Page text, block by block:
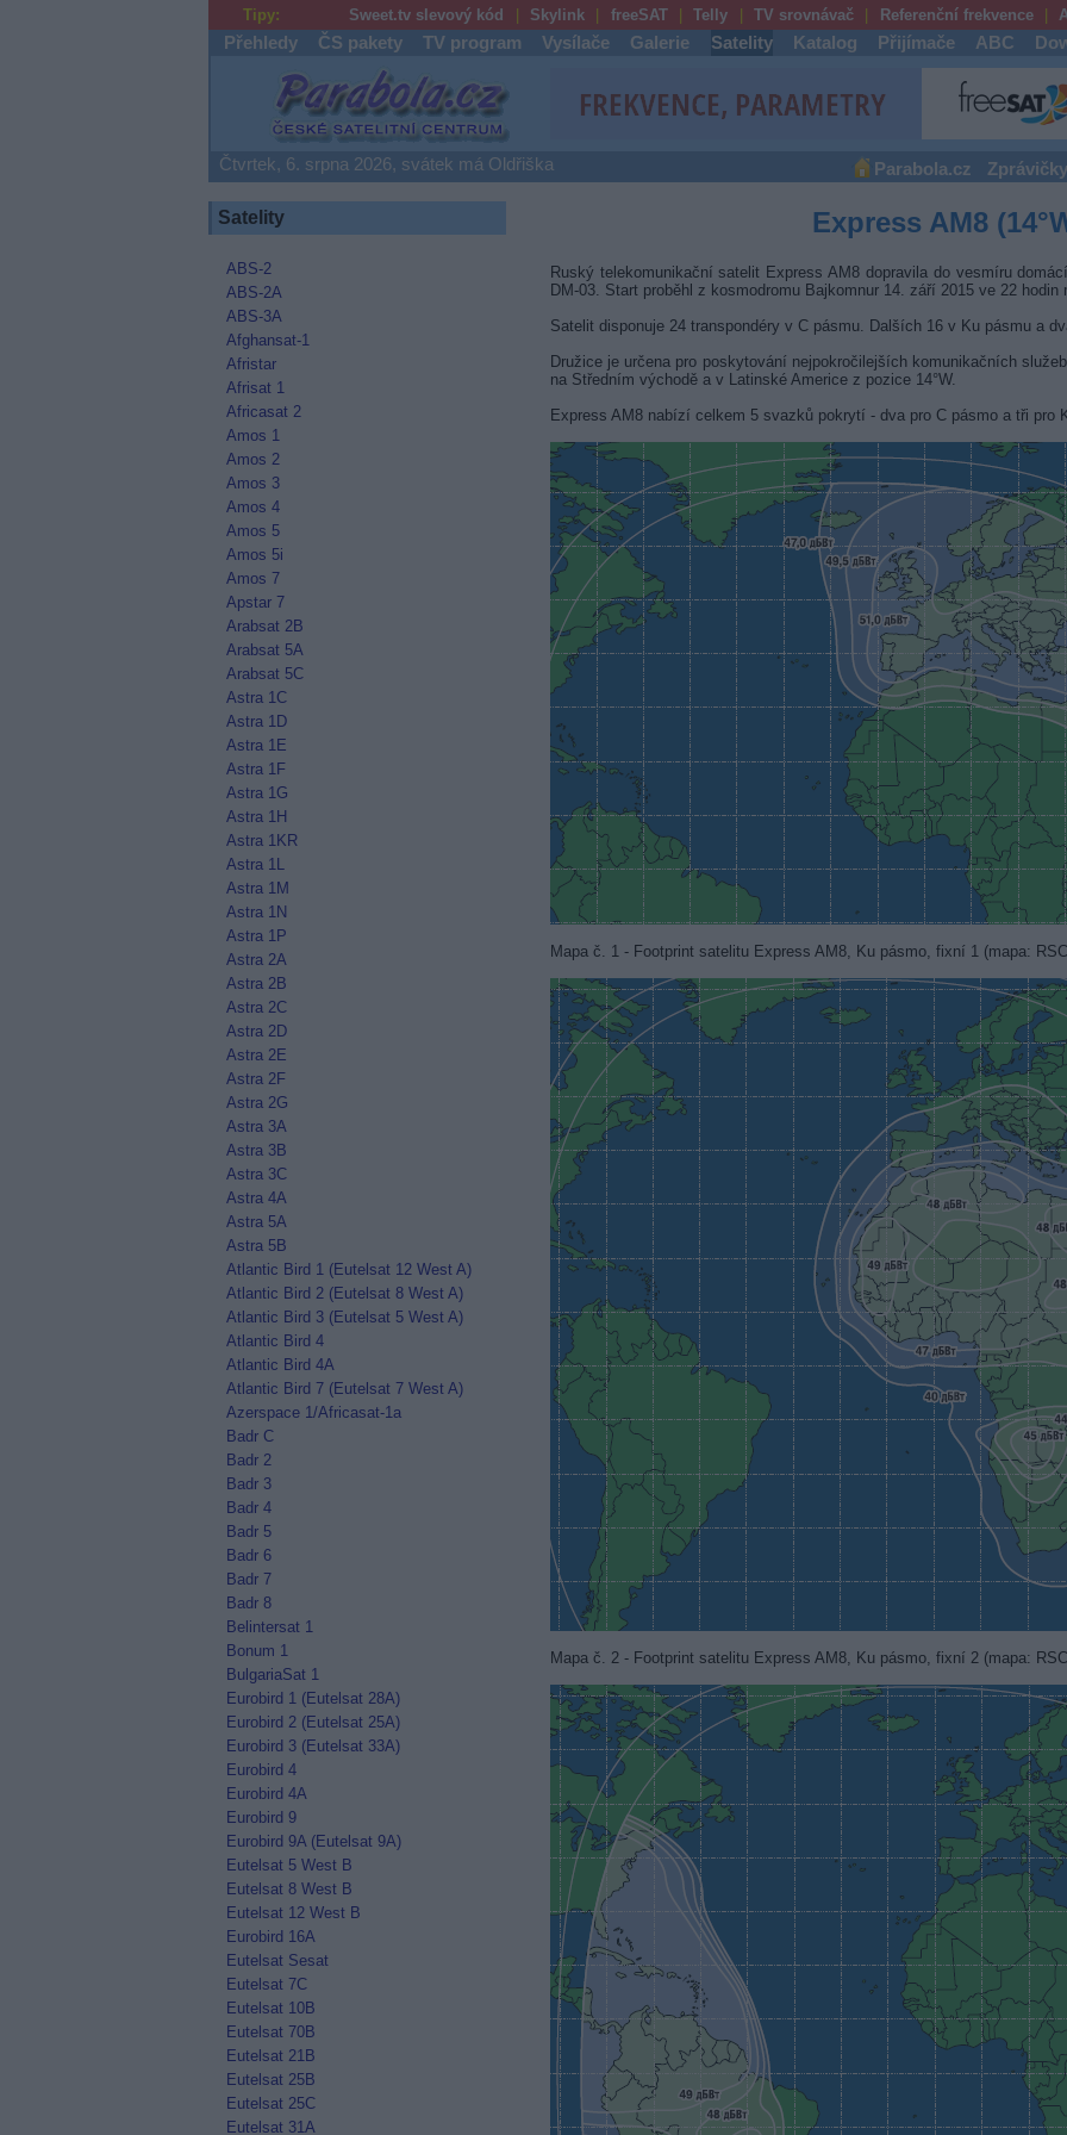
Tipy: Sweet.tv slevový kód Skylink freeSAT Telly TV srovnávač Referenční frekvence
Přehledy ČS pakety TV program Vysílače Galerie Satelity Katalog Přijímače ABC
Parabola.cz
Čtvrtek, 6. srpna 2026, svátek má Oldřiška Parabola.cz Zprávičky
Satelity
ABS-2
ABS-2A
ABS-3A
Afghansat-1
Afristar
Afrisat 1
Africasat 2
Amos 1
Amos 2
Amos 3
Amos 4
Amos 5
Amos 5i
Amos 7
Apstar 7
Arabsat 2B
Arabsat 5A
Arabsat 5C
Astra 1C
Astra 1D
Astra 1E
Astra 1F
Astra 1G
Astra 1H
Astra 1KR
Astra 1L
Astra 1M
Astra 1N
Astra 1P
Astra 2A
Astra 2B
Astra 2C
Astra 2D
Astra 2E
Astra 2F
Astra 2G
Astra 3A
Astra 3B
Astra 3C
Astra 4A
Astra 5A
Astra 5B
Atlantic Bird 1 (Eutelsat 12 West A)
Atlantic Bird 2 (Eutelsat 8 West A)
Atlantic Bird 3 (Eutelsat 5 West A)
Atlantic Bird 4
Atlantic Bird 4A
Atlantic Bird 7 (Eutelsat 7 West A)
Azerspace 1/Africasat-1a
Badr C
Badr 2
Badr 3
Badr 4
Badr 5
Badr 6
Badr 7
Badr 8
Belintersat 1
Bonum 1
BulgariaSat 1
Eurobird 1 (Eutelsat 28A)
Eurobird 2 (Eutelsat 25A)
Eurobird 3 (Eutelsat 33A)
Eurobird 4
Eurobird 4A
Eurobird 9
Eurobird 9A (Eutelsat 9A)
Eutelsat 5 West B
Eutelsat 8 West B
Eutelsat 12 West B
Eurobird 16A
Eutelsat Sesat
Eutelsat 7C
Eutelsat 10B
Eutelsat 70B
Eutelsat 21B
Eutelsat 25B
Eutelsat 25C
Eutelsat 31A
Express AM8
Ruský telekomunikační satelit Express AM8 dopravila do vesmíru
DM-03. Start proběhl z kosmodromu Bajkomnur 14. září 2015 ve 22
Satelit disponuje 24 transpondéry v C pásmu. Dalších 16 v Ku pásmu a
Družice je určena pro poskytování nejpokročilejších komunikačních
na Středním východě a v Latinské Americe z pozice 14°W.
Express AM8 nabízí celkem 5 svazků pokrytí - dva pro C pásmo a tři pro
Mapa č. 1 - Footprint satelitu Express AM8, Ku pásmo, fixní 1 (mapa:
Mapa č. 2 - Footprint satelitu Express AM8, Ku pásmo, fixní 2 (mapa: